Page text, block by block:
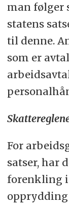
man følger
statens
til denne.
som er
For
satser, har
forenkling i